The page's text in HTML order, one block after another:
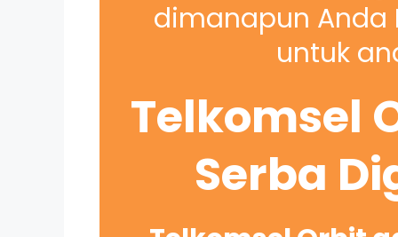
dimanapun Anda
untuk
Telkomsel
Serba